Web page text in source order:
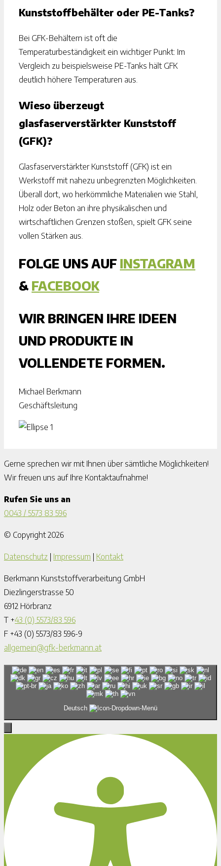
Kunststoffbehälter oder PE-Tanks?
Bei GFK-Behältern ist oft die
Temperaturbeständigkeit ein wichtiger Punkt: Im
Vergleich zu beispielsweise PE-Tanks hält GFK
deutlich höhere Temperaturen aus.
Wieso überzeugt
glasfaserverstärkter Kunststoff
(GFK)?
Glasfaserverstärkter Kunststoff (GFK) ist ein
Werkstoff mit nahezu unbegrenzten Möglichkeiten.
Überall dort, wo herkömmliche Materialien wie Stahl,
Holz oder Beton an ihre physikalischen und
wirtschaftlichen Grenzen stoßen, spielt GFK seine
vollen Stärken aus.
FOLGE UNS AUF INSTAGRAM
& FACEBOOK
WIR BRINGEN IHRE IDEEN
UND PRODUKTE IN
VOLLENDETE FORMEN.
Michael Berkmann
Geschäftsleitung
Gerne sprechen wir mit Ihnen über sämtliche Möglichkeiten!
Wir freuen uns auf Ihre Kontaktaufnahme!
Rufen Sie uns an
0043 / 5573 83 596
© Copyright 2026
Datenschutz | Impressum | Kontakt
Berkmann Kunststoffverarbeitung GmbH
Diezlingerstrasse 50
6912 Hörbranz
T +43 (0) 5573/83 596
F +43 (0) 5573/83 596-9
allgemein@gfk-berkmann.at
Deutsch